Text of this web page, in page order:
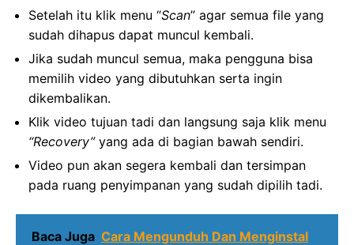
Setelah itu klik menu “Scan” agar semua file yang
sudah dihapus dapat muncul kembali.
Jika sudah muncul semua, maka pengguna bisa
memilih video yang dibutuhkan serta ingin
dikembalikan.
Klik video tujuan tadi dan langsung saja klik menu
“Recovery”yang ada di bagian bawah sendiri.
Video pun akan segera kembali dan tersimpan
pada ruang penyimpanan yang sudah dipilih tadi.
Baca Juga Cara Mengunduh Dan Menginstal